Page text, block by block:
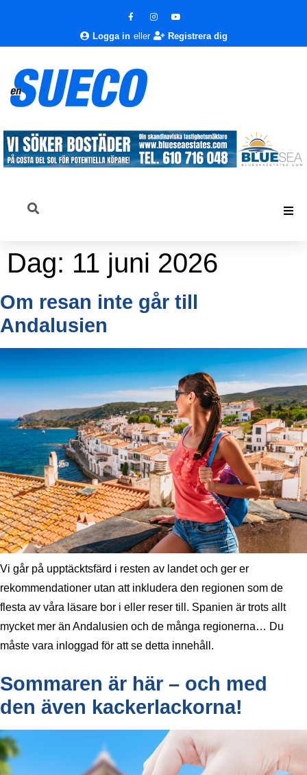
Logga in eller Registrera dig
Dag: 11 juni 2026
Om resan inte går till
Andalusien
Vi går på upptäcktsfärd i resten av landet och ger er
rekommendationer utan att inkludera den regionen som de
flesta av våra läsare bor i eller reser till. Spanien är trots allt
mycket mer än Andalusien och de många regionerna… Du
måste vara inloggad för att se detta innehåll.
Sommaren är här – och med
den även kackerlackorna!